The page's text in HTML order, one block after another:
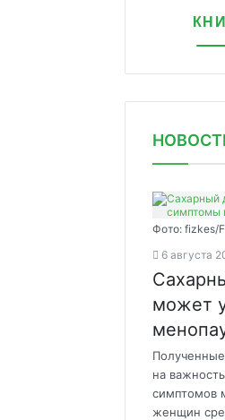
Фото: fizkes/
6 августа
может
на
симптомов
женщин